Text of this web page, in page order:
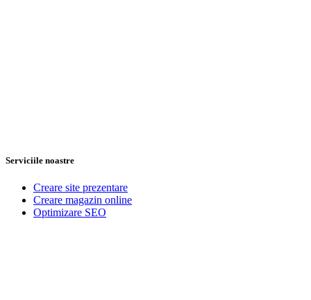
Serviciile noastre
Creare site prezentare
Creare magazin online
Optimizare SEO